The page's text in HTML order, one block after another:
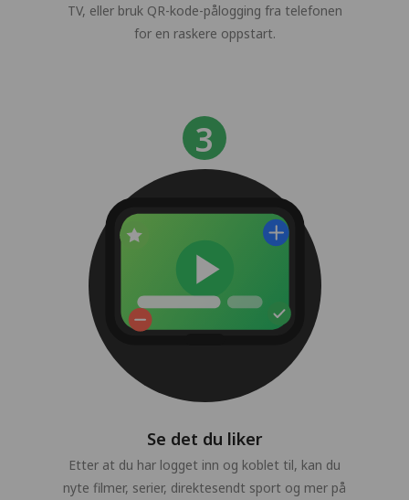
TV, eller bruk QR-kode-pålogging fra telefonen
for en raskere oppstart.
Se det du liker
Etter at du har logget inn og koblet til, kan du
nyte filmer, serier, direktesendt sport og mer på